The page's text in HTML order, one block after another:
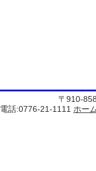
〒910-
電話:0776-21-1111 ホー